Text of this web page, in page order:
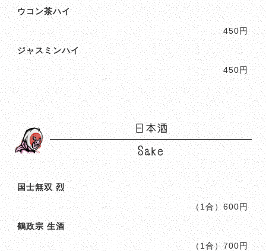
ウコン茶ハイ
450円
ジャスミンハイ
450円
日本酒
Sake
国士無双 烈
（1合）600円
鶴政宗 生酒
（1合）700円